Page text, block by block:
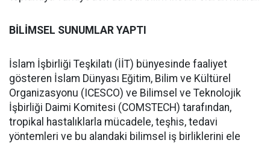
BİLİMSEL SUNUMLAR YAPTI
İslam İşbirliği Teşkilatı (İİT) bünyesinde faaliyet
gösteren İslam Dünyası Eğitim, Bilim ve Kültürel
Organizasyonu (ICESCO) ve Bilimsel ve Teknolojik
İşbirliği Daimi Komitesi (COMSTECH) tarafından,
tropikal hastalıklarla mücadele, teşhis, tedavi
yöntemleri ve bu alandaki bilimsel iş birliklerini ele